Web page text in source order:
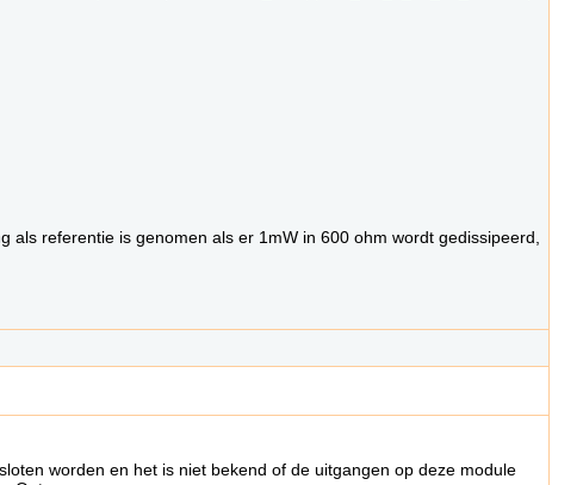
referentie is genomen als er 1mW in 600 ohm wordt gedissipeerd,
worden en het is niet bekend of de uitgangen op deze module